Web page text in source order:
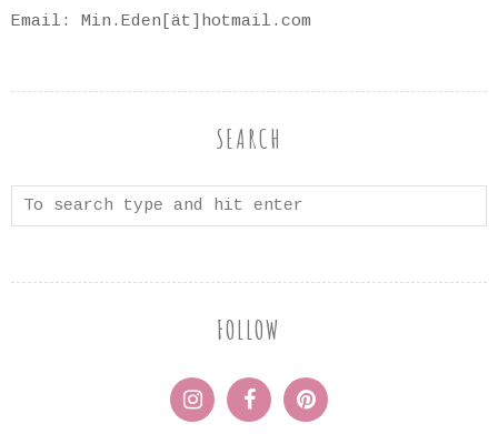
Email: Min.Eden[ät]hotmail.com
SEARCH
FOLLOW